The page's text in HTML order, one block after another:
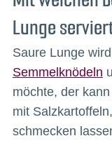
Lunge
Saure Lunge
Semmelknödeln
möchte, der
mit Salzkartoffeln,
schmecken